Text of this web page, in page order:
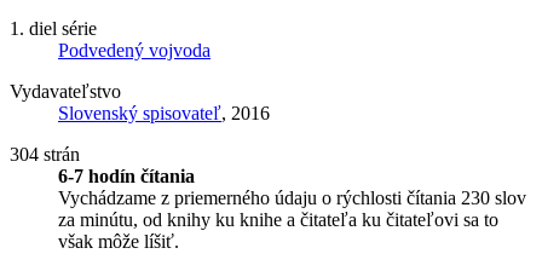
1. diel série
Podvedený vojvoda
Vydavateľstvo
Slovenský spisovateľ, 2016
304 strán
6-7 hodín čítania
Vychádzame z priemerného údaju o rýchlosti čítania 230 slov
za minútu, od knihy ku knihe a čitateľa ku čitateľovi sa to
však môže líšiť.